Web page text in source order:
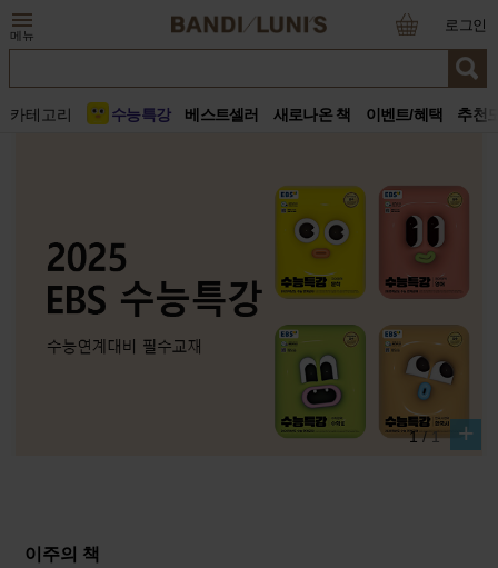
메뉴
로그인
카테고리 수능특강 베스트셀러 새로나온 책 이벤트/혜택 추천
1/1 +
이주의 책